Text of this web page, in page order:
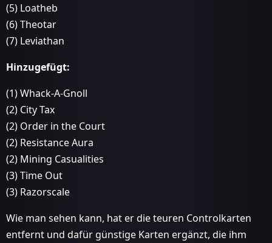
(5) Loatheb
(6) Theotar
(7) Leviathan
Hinzugefügt:
(1) Whack-A-Gnoll
(2) City Tax
(2) Order in the Court
(2) Resistance Aura
(2) Mining Casualities
(3) Time Out
(3) Razorscale
Wie man sehen kann, hat er die teuren Controlkarten
entfernt und dafür günstige Karten ergänzt, die ihm